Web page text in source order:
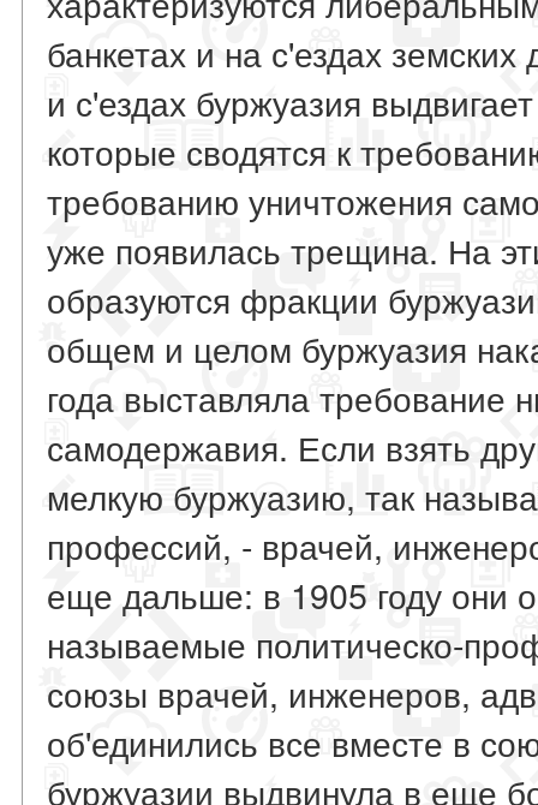
банкетах и на с'ездах
и с'ездах буржуазия
которые сводятся к
требованию уничтожения
уже появилась трещина. На
образуются фракции
общем и целом буржуазия
года выставляла требование
самодержавия. Если взять
мелкую буржуазию, так
профессий, - врачей,
еще дальше: в 1905 году они
называемые политическо-
союзы врачей, инженеров,
об'единились все вместе в
буржуазии выдвинула в еще